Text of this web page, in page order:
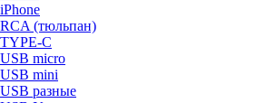
(тюльпан)
C
micro
mini
разные